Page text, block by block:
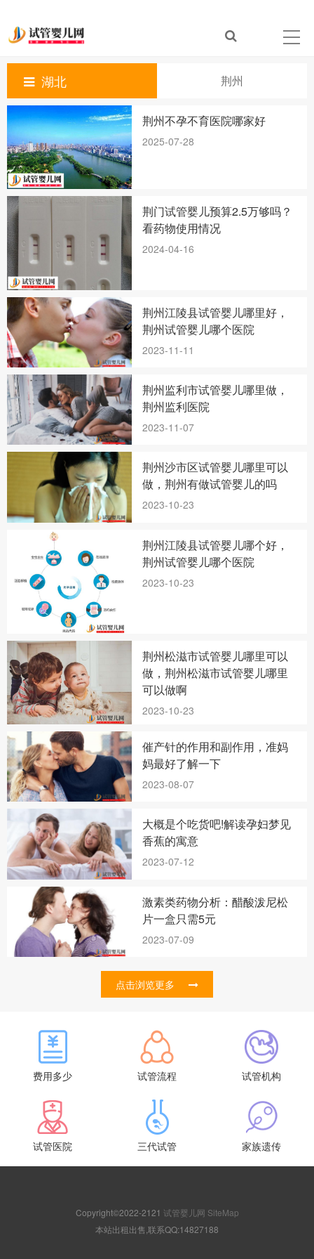
湖北 荆州
荆州不孕不育医院哪家好
2025-07-28
荆门试管婴儿预算2.5万够吗？
看药物使用情况
2024-04-16
荆州江陵县试管婴儿哪里好，
荆州试管婴儿哪个医院
2023-11-11
荆州监利市试管婴儿哪里做，
荆州监利医院
2023-11-07
荆州沙市区试管婴儿哪里可以
做，荆州有做试管婴儿的吗
2023-10-23
荆州江陵县试管婴儿哪个好，
荆州试管婴儿哪个医院
2023-10-23
荆州松滋市试管婴儿哪里可以
做，荆州松滋市试管婴儿哪里
可以做啊
2023-10-23
催产针的作用和副作用，准妈
妈最好了解一下
2023-08-07
大概是个吃货吧!解读孕妇梦见
香蕉的寓意
2023-07-12
激素类药物分析：醋酸泼尼松
片一盒只需5元
2023-07-09
点击浏览更多
费用多少 试管流程 试管机构
试管医院 三代试管 家族遗传
Copyright©2022-2121 试管婴儿网 SiteMap
本站出租出售,联系QQ:14827188